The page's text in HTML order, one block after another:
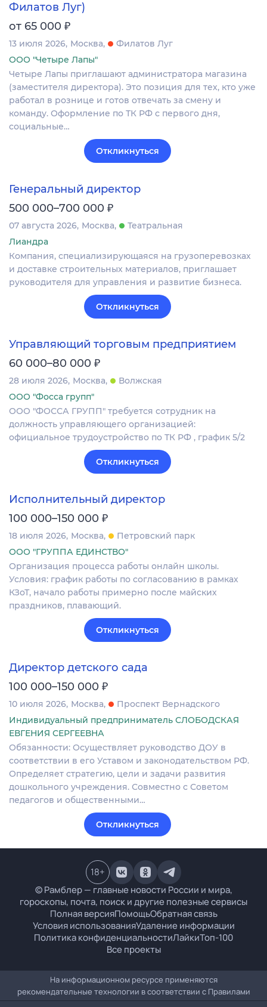
Филатов Луг)
от 65 000 ₽
13 июля 2026 Москва
Филатов Луг
ООО "Четыре Лапы"
Четыре Лапы приглашают администратора магазина
(заместителя директора). Это позиция для тех, кто уже
работал в рознице и готов отвечать за смену и
команду. Оформление по ТК РФ с первого дня,
социальные…
Откликнуться
Генеральный директор
500 000–700 000 ₽
07 августа 2026 Москва
Театральная
Лиандра
Компания, специализирующаяся на грузоперевозках
и доставке строительных материалов, приглашает
руководителя для управления и развитие бизнеса.
Откликнуться
Управляющий торговым предприятием
60 000–80 000 ₽
28 июля 2026 Москва
Волжская
ООО "Фосса групп"
ООО "ФОССА ГРУПП" требуется сотрудник на
должность управляющего организацией:
официальное трудоустройство по ТК РФ , график 5/2
Откликнуться
Исполнительный директор
100 000–150 000 ₽
18 июля 2026 Москва
Петровский парк
ООО "ГРУППА ЕДИНСТВО"
Организация процесса работы онлайн школы.
Условия: график работы по согласованию в рамках
КЗоТ, начало работы примерно после майских
праздников, плавающий.
Откликнуться
Директор детского сада
100 000–150 000 ₽
10 июля 2026 Москва
Проспект Вернадского
Индивидуальный предприниматель СЛОБОДСКАЯ
ЕВГЕНИЯ СЕРГЕЕВНА
Обязанности: Осуществляет руководство ДОУ в
соответствии в его Уставом и законодательством РФ.
Определяет стратегию, цели и задачи развития
дошкольного учреждения. Совместно с Советом
педагогов и общественными…
Откликнуться
© Рамблер — главные новости России и мира,
гороскопы, почта, поиск и другие полезные сервисы
Полная версияПомощьОбратная связь
Условия использованияУдаление информации
Политика конфиденциальностиЛайкиТоп-100
Все проекты
18+
На информационном ресурсе применяются
рекомендательные технологии в соответствии с Правилами